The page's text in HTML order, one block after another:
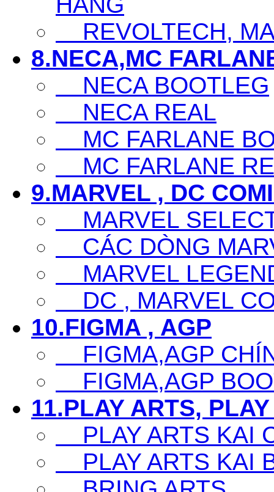
REVOLTECH,
8.NECA,MC
NECA BOOTLEG
NECA REAL
MC FARLANE
MC FARLANE
9.MARVEL , DC
MARVEL
CÁC DÒNG
MARVEL
DC , MARVEL
10.FIGMA , AGP
FIGMA,AGP
FIGMA,AGP
11.PLAY ARTS,
PLAY ARTS KAI
PLAY ARTS KAI